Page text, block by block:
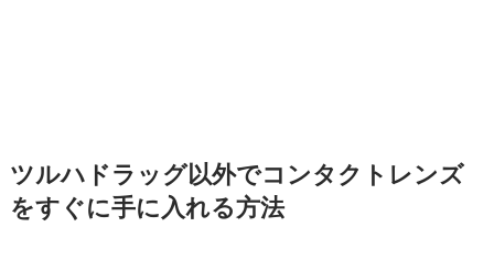
ツルハドラッグ以外でコンタクトレンズ
をすぐに手に入れる方法